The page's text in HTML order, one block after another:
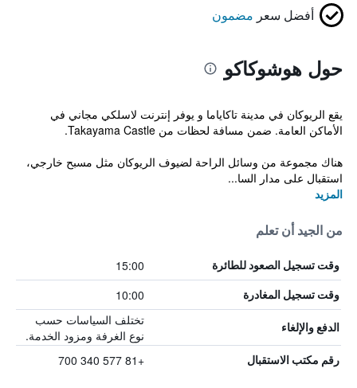
أفضل سعر مضمون
حول هوشوكاكو
يقع الريوكان في مدينة تاكاياما و يوفر إنترنت لاسلكي مجاني في
الأماكن العامة. ضمن مسافة لحظات من Takayama Castle.
هناك مجموعة من وسائل الراحة لضيوف الريوكان مثل مسبح خارجي،
استقبال على مدار السا...
المزيد
من الجيد أن تعلم
وقت تسجيل الصعود للطائرة 15:00
وقت تسجيل المغادرة 10:00
الدفع والإلغاء
تختلف السياسات حسب
نوع الغرفة ومزود الخدمة.
رقم مكتب الاستقبال +81 577 340 700